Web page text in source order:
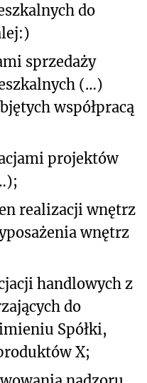
do
sprzedaży
(…)
współpracą
projektów
realizacji wnętrz
wnętrz
handlowych z
do
Spółki,
X;